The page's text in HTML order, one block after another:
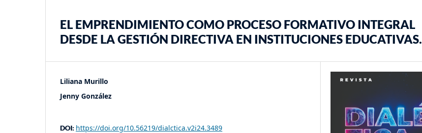
EL EMPRENDIMIENTO COMO PROCESO FORMATIVO INTEGRAL
DESDE LA GESTIÓN DIRECTIVA EN INSTITUCIONES EDUCATIVAS.
Liliana Murillo
Jenny González
DOI: https://doi.org/10.56219/dialctica.v2i24.3489